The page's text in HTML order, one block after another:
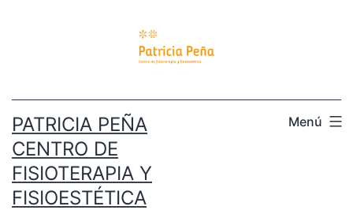
PATRICIA PEÑA
CENTRO DE
FISIOTERAPIA Y
FISIOESTÉTICA
Menú